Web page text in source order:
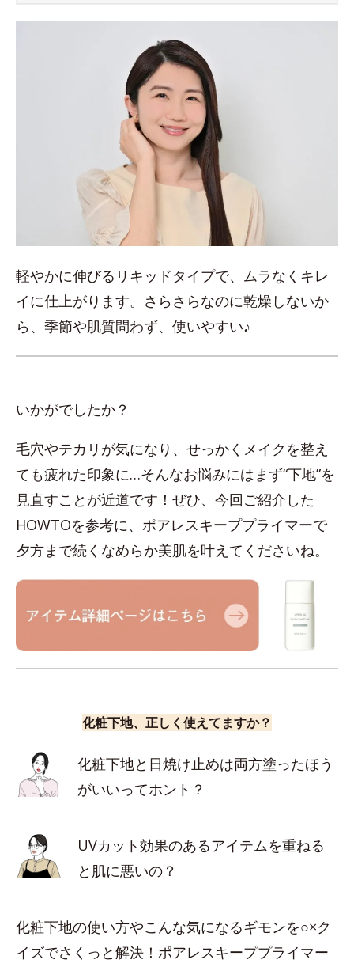
軽やかに伸びるリキッドタイプで、ムラなくキレ
イに仕上がります。さらさらなのに乾燥しないか
ら、季節や肌質問わず、使いやすい♪
いかがでしたか？
毛穴やテカリが気になり、せっかくメイクを整え
ても疲れた印象に…そんなお悩みにはまず“下地”を
見直すことが近道です！ぜひ、今回ご紹介した
HOWTOを参考に、ポアレスキーププライマーで
夕方まで続くなめらか美肌を叶えてくださいね。
化粧下地、正しく使えてますか？
化粧下地と日焼け止めは両方塗ったほう
がいいってホント？
UVカット効果のあるアイテムを重ねる
と肌に悪いの？
化粧下地の使い方やこんな気になるギモンを○×ク
イズでさくっと解決！ポアレスキーププライマー